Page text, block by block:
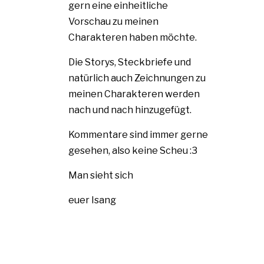
gern eine einheitliche
Vorschau zu meinen
Charakteren haben möchte.
Die Storys, Steckbriefe und
natürlich auch Zeichnungen zu
meinen Charakteren werden
nach und nach hinzugefügt.
Kommentare sind immer gerne
gesehen, also keine Scheu :3
Man sieht sich
euer Isang